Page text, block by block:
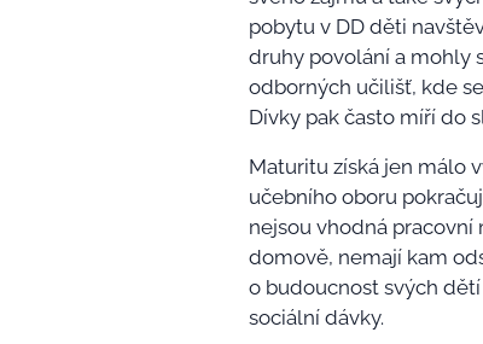
pobytu v DD děti
druhy povolání a mohly
odborných učilišť, kde
Dívky pak často míří do
Maturitu získá jen málo
učebního oboru
nejsou vhodná
domově, nemají kam
o budoucnost svých
sociální dávky.